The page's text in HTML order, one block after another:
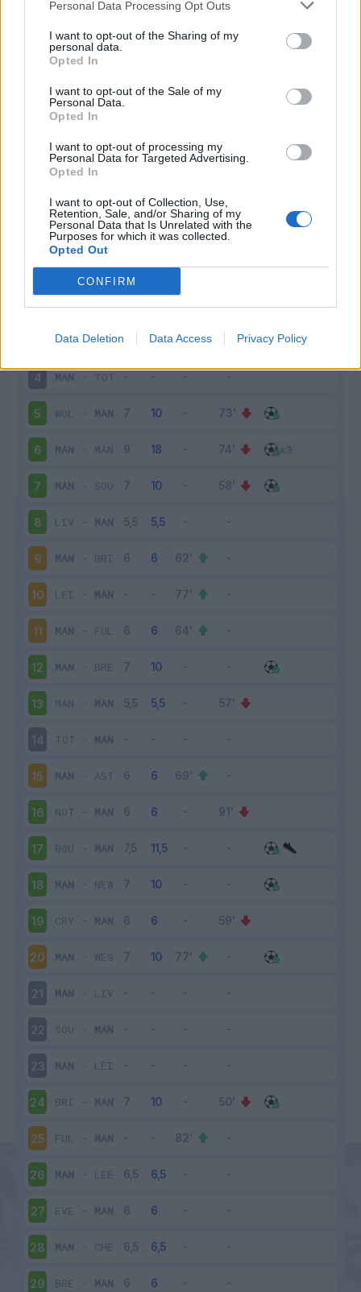
Personal Data Processing Opt Outs
I want to opt-out of the Sharing of my
personal data.
Opted In
I want to opt-out of the Sale of my
Personal Data.
Opted In
I want to opt-out of processing my
Personal Data for Targeted Advertising.
Opted In
I want to opt-out of Collection, Use,
Retention, Sale, and/or Sharing of my
Personal Data that Is Unrelated with the
Purposes for which it was collected.
Opted Out
CONFIRM
Data Deletion Data Access Privacy Policy
5 - 17
Scarica riepilogo
stagionale
Giornata Voto FV Entrato Uscito
1 NEW-MAN
2 MAN-CRY
AST-MAN
4 MAN - TOT
5 WOL - MAN
6 MAN - MAN
7 MAN - SOU
8 LIV - MAN
9 MAN - BRI
10 LEI - MAN
11 MAN - FUL
12 MAN - BRE
13 MAN - MAN
14 TOT - MAN
15 MAN - AST
16 NOT - MAN
17 BOU - MAN
18 MAN - NEW
19 CRY - MAN
20 MAN - WES
21 MAN - LIV
22 SOU - MAN
23 MAN - LEI
24 BRI - MAN
25 FUL - MAN
26 MAN - LEE
27 EVE - MAN
28 MAN - CHE
29 BRE - MAN